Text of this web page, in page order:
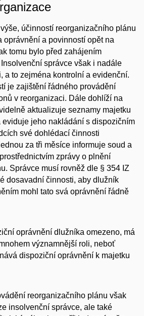
účinností reorganizačního plánu
oprávnění a povinností opět na
tomu bylo před zahájením
správce však i nadále
a to zejména kontrolní a evidenční.
je zajištění řádného provádění
v reorganizaci. Dále dohlíží na
aktualizuje seznamy majetku
jeho nakládání s dispozičním
své dohlédací činnosti
za tři měsíce informuje soud a
zprávy o plnění
Správce musí rovněž dle § 354 IZ
dosavadní činnosti, aby dlužník
mohl tato svá oprávnění řádně
oprávnění dlužníka omezeno, má
významnější roli, neboť
dispoziční oprávnění k majetku
reorganizačního plánu však
insolvenční správce, ale také